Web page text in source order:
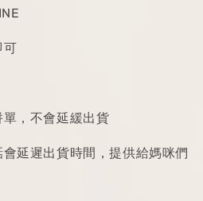
可
，不會延緩出貨
延遲出貨時間，提供給媽咪們